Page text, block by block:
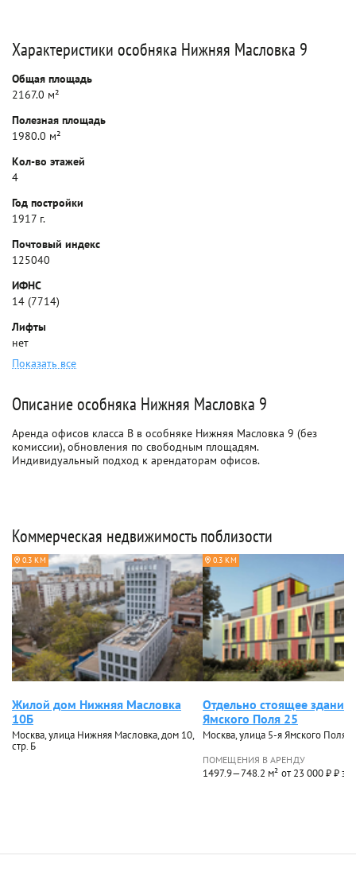
Характеристики особняка Нижняя Масловка 9
Общая площадь
2167.0 м²
Полезная площадь
1980.0 м²
Кол-во этажей
4
Год постройки
1917 г.
Почтовый индекс
125040
ИФНС
14 (7714)
Лифты
нет
Показать все
Описание особняка Нижняя Масловка 9
Аренда офисов класса B в особняке Нижняя Масловка 9 (без
комиссии), обновления по свободным площадям.
Индивидуальный подход к арендаторам офисов.
Коммерческая недвижимость поблизости
0.3 КМ
Жилой дом Нижняя Масловка
10Б
Москва, улица Нижняя Масловка, дом 10,
стр. Б
0.3 КМ
Отдельно стоящее здание
Ямского Поля 25
Москва, улица 5-я Ямского Поля,
ПОМЕЩЕНИЯ В АРЕНДУ
1497.9—748.2 м² от 23 000 ₽ ₽ за